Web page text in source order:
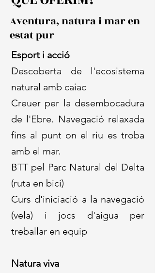
Aventura, natura i mar en
estat pur
Esport i acció
Descoberta de l'ecosistema
natural amb caiac
Creuer per la desembocadura
de l'Ebre. Navegació relaxada
fins al punt on el riu es troba
amb el mar.
BTT pel Parc Natural del Delta
(ruta en bici)
Curs d'iniciació a la navegació
(vela) i jocs d'aigua per
treballar en equip
Natura viva